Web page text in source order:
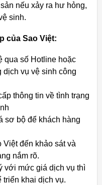
nếu xảy ra hư hỏng,
sinh.
của Sao Việt:
qua số Hotline hoặc
vụ vệ sinh công
thông tin về tình trạng
sơ bộ để khách hàng
Việt đến khảo sát và
nắm rõ.
với mức giá dịch vụ thì
triển khai dịch vụ.